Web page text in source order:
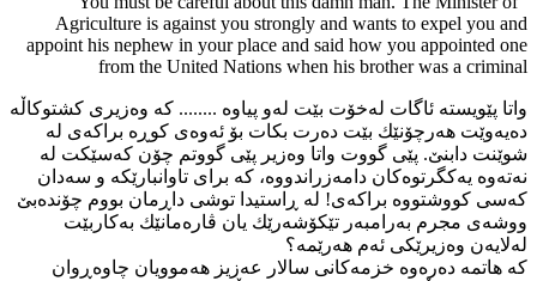
Agriculture is against you strongly and wants to expel you and
appoint his nephew in your place and said how you appointed one
from the United Nations when his brother was a criminal
واتا پێویستە ئاگات لەخۆت بێت لەو پیاوە ........ کە وەزیری کشتوکاڵە
دەیەوێت هەرچۆنێك بێت دەرت بکات بۆ ئەوەی کوڕە براکەی لە
شوێنت دابنێ. پێی گووت واتا وەزیر پێی گووتم چۆن کەسێکت لە
نەتەوە یەکگرتوەکان دامەزراندووە، کە برای تاوانبارێکە و سەدان
کەسی کووشتووە براکەی! لە ڕاستیدا توشی داڕمان بووم چۆندەبێ
ووشەی مجرم بەرامبەر تێکۆشەرێك یان ڤارەمانێك بەکاربێت
لەلایەن وەزیرێکی ئەم هەرێمە؟
کە هاتمە دەرەوە خزمەکانی سالار عەزیز هەموویان چاوەڕوان